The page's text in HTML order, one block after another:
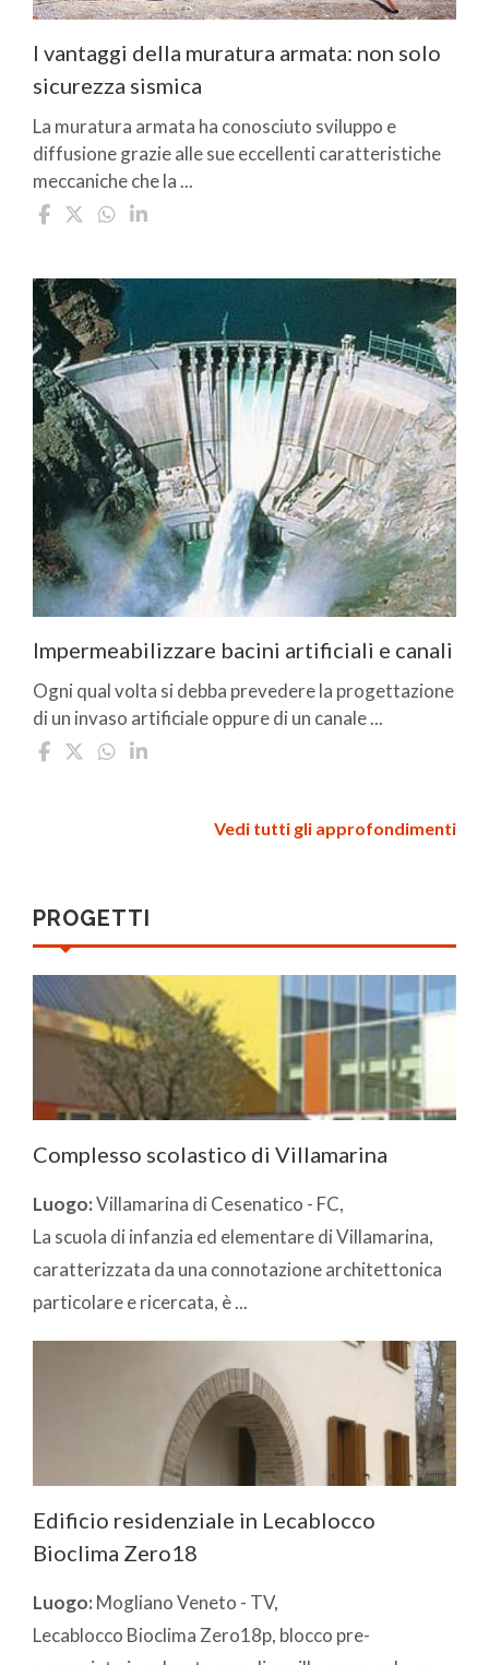
I vantaggi della muratura armata: non solo
sicurezza sismica
La muratura armata ha conosciuto sviluppo e
diffusione grazie alle sue eccellenti caratteristiche
meccaniche che la ...
Impermeabilizzare bacini artificiali e canali
Ogni qual volta si debba prevedere la progettazione
di un invaso artificiale oppure di un canale ...
Vedi tutti gli approfondimenti
PROGETTI
Complesso scolastico di Villamarina
Luogo:Villamarina di Cesenatico - FC,
La scuola di infanzia ed elementare di Villamarina,
caratterizzata da una connotazione architettonica
particolare e ricercata, è ...
Edificio residenziale in Lecablocco
Bioclima Zero18
Luogo: Mogliano Veneto - TV,
Lecablocco Bioclima Zero18p, blocco pre-